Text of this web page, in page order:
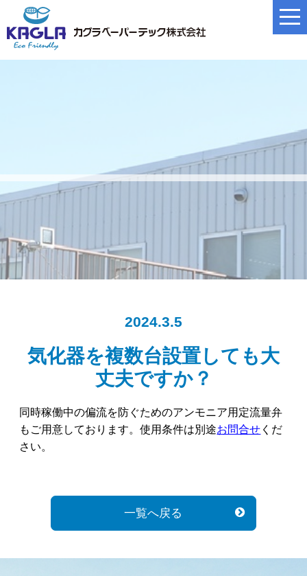
2024.3.5
気化器を複数台設置しても大
丈夫ですか？
同時稼働中の偏流を防ぐためのアンモニア用定流量弁
もご用意しております。使用条件は別途お問合せ くだ
さい。
一覧へ戻る